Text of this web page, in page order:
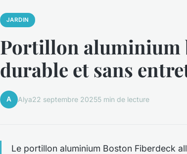
JARDIN
Portillon aluminium
durable et sans
A Alya22 septembre 20255 min de lecture
Le portillon aluminium Boston Fiberdeck